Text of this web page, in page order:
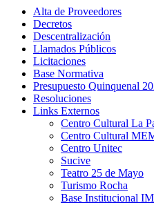
Alta de Proveedores
Decretos
Descentralización
Llamados Públicos
Licitaciones
Base Normativa
Presupuesto Quinquenal
Resoluciones
Links Externos
Centro Cultural La
Centro Cultural
Centro Unitec
Sucive
Teatro 25 de Mayo
Turismo Rocha
Base Institucional